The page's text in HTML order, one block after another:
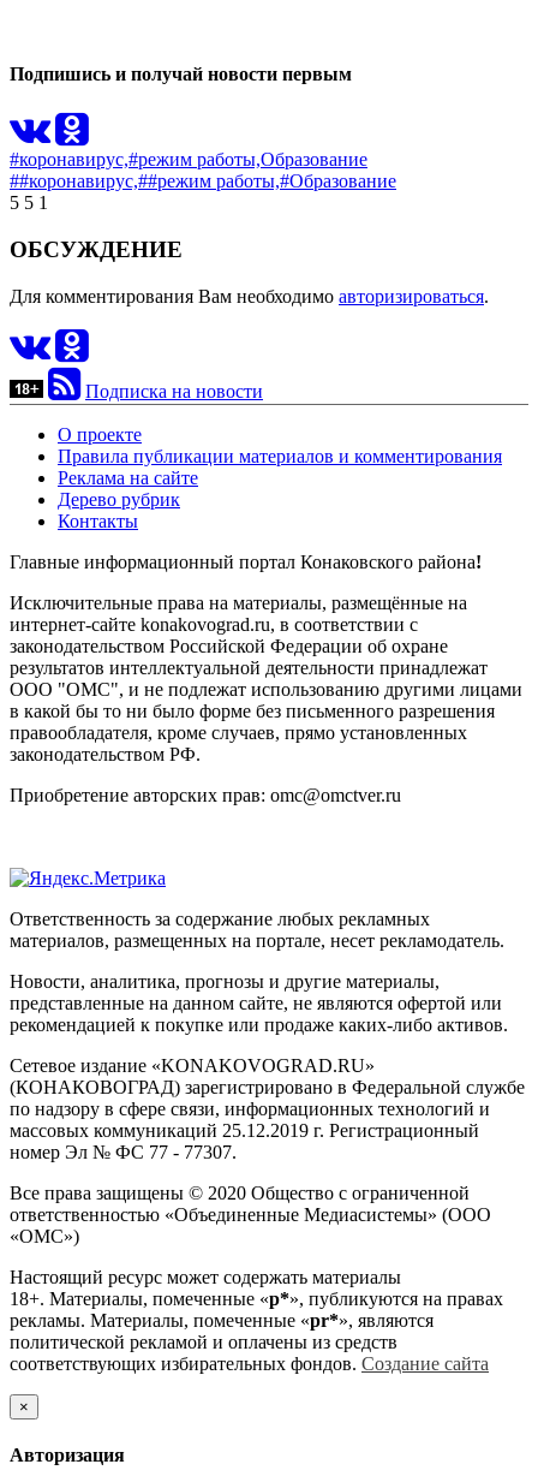
Подпишись и получай новости первым
#коронавирус,#режим работы,Образование
##коронавирус,##режим работы,#Образование
5 5 1
ОБСУЖДЕНИЕ
Для комментирования Вам необходимо авторизироваться.
Подписка на новости
О проекте
Правила публикации материалов и комментирования
Реклама на сайте
Дерево рубрик
Контакты
Главные информационный портал Конаковского района!
Исключительные права на материалы, размещённые на
интернет-сайте konakovograd.ru, в соответствии с
законодательством Российской Федерации об охране
результатов интеллектуальной деятельности принадлежат
ООО "ОМС", и не подлежат использованию другими лицами
в какой бы то ни было форме без письменного разрешения
правообладателя, кроме случаев, прямо установленных
законодательством РФ.
Приобретение авторских прав: omc@omctver.ru
Ответственность за содержание любых рекламных
материалов, размещенных на портале, несет рекламодатель.
Новости, аналитика, прогнозы и другие материалы,
представленные на данном сайте, не являются офертой или
рекомендацией к покупке или продаже каких-либо активов.
Сетевое издание «KONAKOVOGRAD.RU»
(КОНАКОВОГРАД) зарегистрировано в Федеральной службе
по надзору в сфере связи, информационных технологий и
массовых коммуникаций 25.12.2019 г. Регистрационный
номер Эл № ФС 77 - 77307.
Все права защищены © 2020 Общество с ограниченной
ответственностью «Объединенные Медиасистемы» (ООО
«ОМС»)
Настоящий ресурс может содержать материалы
18+. Материалы, помеченные «р*», публикуются на правах
рекламы. Материалы, помеченные «рr*», являются
политической рекламой и оплачены из средств
соответствующих избирательных фондов. Создание сайта
×
Авторизация